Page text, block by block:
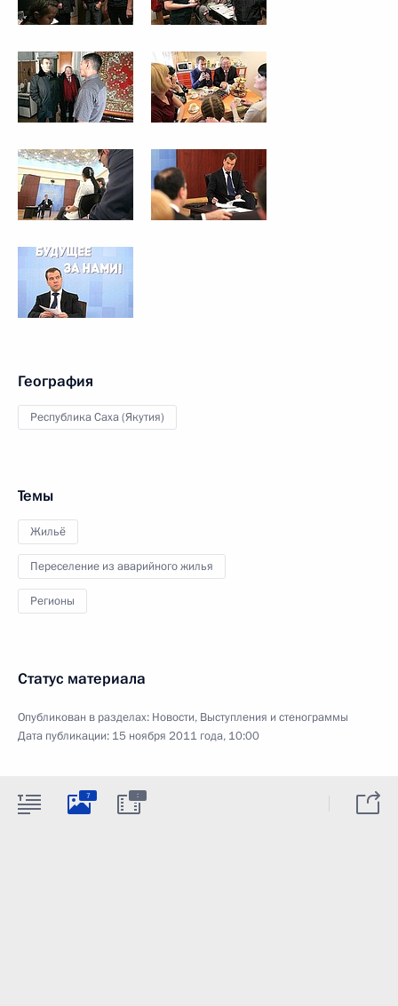
География
Республика Саха (Якутия)
Темы
Жильё
Переселение из аварийного жилья
Регионы
Статус материала
Опубликован в разделах: Новости, Выступления и стенограммы
Дата публикации: 15 ноября 2011 года, 10:00
7 :